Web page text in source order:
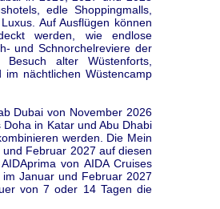
edle Shoppingmalls,
Auf Ausflügen können
werden, wie endlose
und Schnorchelreviere der
alter Wüstenforts,
nächtlichen Wüstencamp
Dubai von November 2026
in Katar und Abu Dhabi
werden. Die Mein
Februar 2027 auf diesen
von AIDA Cruises
Januar und Februar 2027
von 7 oder 14 Tagen die